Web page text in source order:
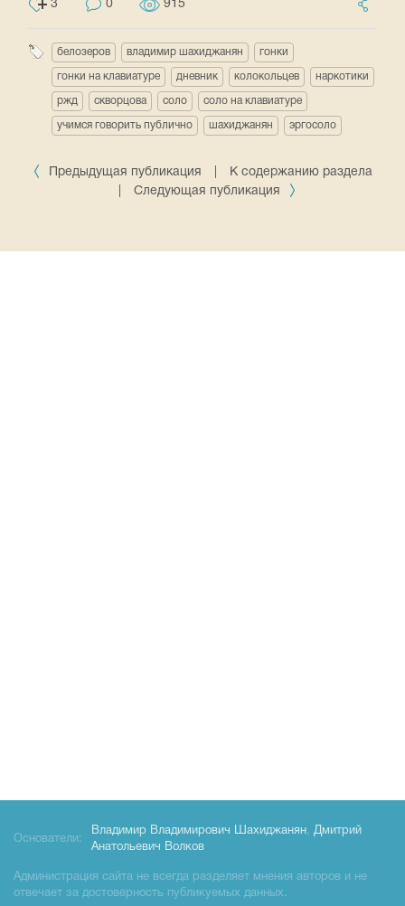
3 0 915
белозеров владимир шахиджанян гонки
гонки на клавиатуре дневник колокольцев наркотики
ржд скворцова соло соло на клавиатуре
учимся говорить публично шахиджанян эргосоло
Предыдущая публикация
К содержанию раздела
Следующая публикация
Основатели:
Владимир Владимирович Шахиджанян, Дмитрий
Анатольевич Волков
Администрация сайта не всегда разделяет мнения авторов и не
отвечает за достоверность публикуемых данных.